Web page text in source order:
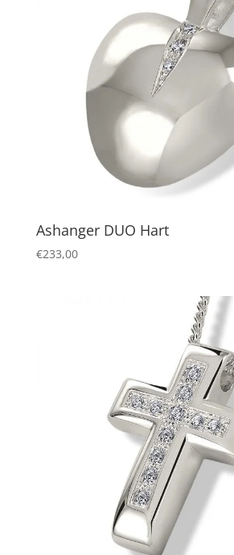
Ashanger DUO Hart
€233,00